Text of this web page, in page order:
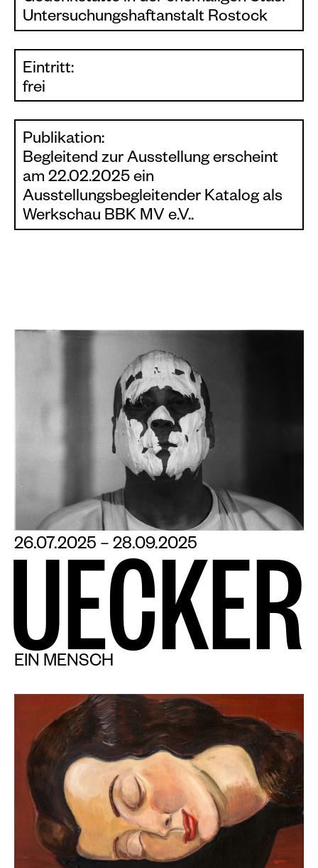
Untersuchungshaftanstalt Rostock
Eintritt:
frei
Publikation:
Begleitend zur Ausstellung erscheint
am 22.02.2025 ein
Ausstellungsbegleitender Katalog als
Werkschau BBK MV e.V..
26.07.2025 – 28.09.2025
UECKER
EIN MENSCH